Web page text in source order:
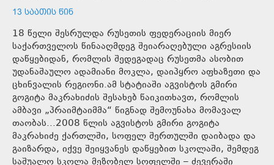
13 ᲡᲐᲐᲗᲘᲡ ᲬᲘᲜ
18 წელი შესრულდა რუსეთის ფედერაციის მიერ
საქართველოს წინააღმდეგ შეიარაღებული აგრესიის
დაწყებიდან, რომლის შედეგადაც რუსეთმა ასობით
უდანაშაულო ადამიანი მოკლა, დაიპყრო აფხაზეთი და
ცხინვალის რეგიონი.ამ სტატიაში აგვისტოს გმირი
გოგიტა მაკრახიძის შესახებ წაიკითხავთ, რომლის
ამბავი „პრაიმტაიმმა“ წიგნად შემოუნახა მომავალ
თაობას...2008 წლის აგვისტოს გმირი გოგიტა
მაკრახიძე ქართლში, სოფელ შერთულში დაიბადა და
გაიზარდა, იქვე შეიყვანეს დაწყებით სკოლაში, შემდეგ
საშუალო სკოლა მეზობელ სოფელში – ძევერაში